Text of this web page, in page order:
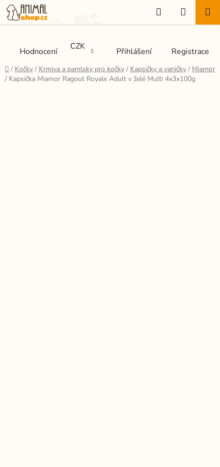
Přejít
na
obsah
Hodnocení CZK Přihlášení Registrace
Hledat
KOŠÍK
Domů
/ Kočky / Krmiva a pamlsky pro kočky / Kapsičky a vaničky / Miamor
/ Kapsička Miamor Ragout Royale Adult v želé Multi 4x3x100g